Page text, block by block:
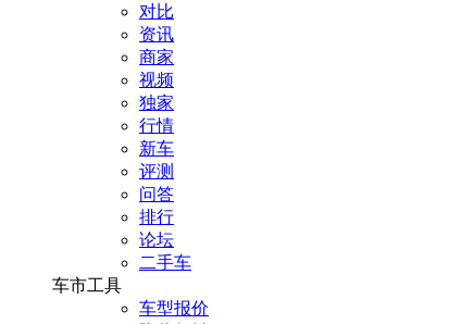
对比
资讯
商家
视频
独家
行情
新车
评测
问答
排行
论坛
二手车
车市工具
车型报价